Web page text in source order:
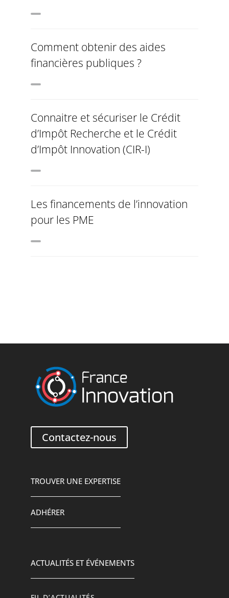
Comment obtenir des aides
financières publiques ?
Connaitre et sécuriser le Crédit
d’Impôt Recherche et le Crédit
d’Impôt Innovation (CIR-I)
Les financements de l’innovation
pour les PME
Contactez-nous
TROUVER UNE EXPERTISE
ADHÉRER
ACTUALITÉS ET ÉVÉNEMENTS